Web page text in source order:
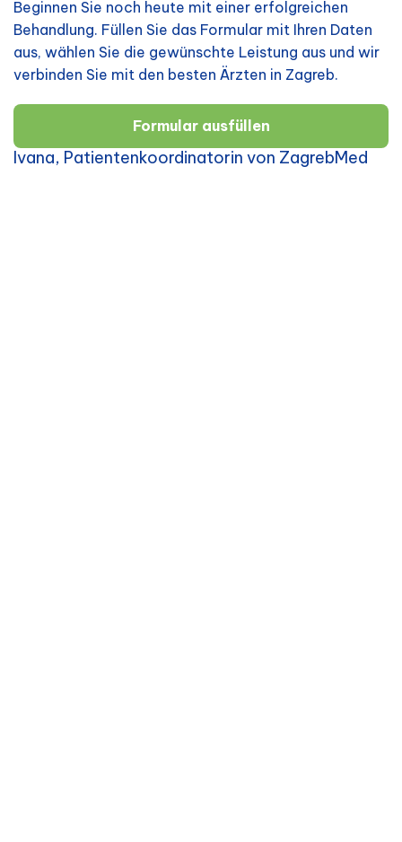
Beginnen Sie noch heute mit einer erfolgreichen
Behandlung. Füllen Sie das Formular mit Ihren Daten
aus, wählen Sie die gewünschte Leistung aus und wir
verbinden Sie mit den besten Ärzten in Zagreb.
Formular ausfüllen
Ivana, Patientenkoordinatorin von ZagrebMed